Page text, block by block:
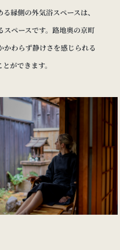
縁側の外気浴スペースは、
ペースです。路地奥の京町
わらず静けさを感じられる
ができます。